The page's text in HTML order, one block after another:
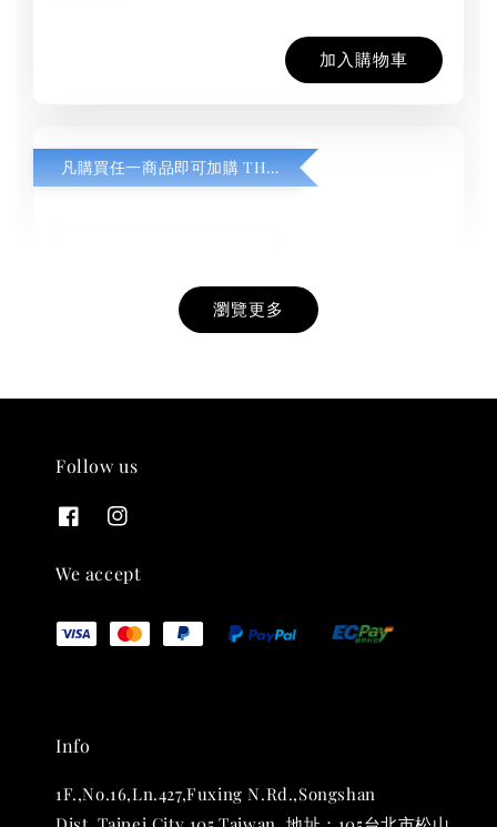
加入購物車
凡購買任一商品即可加購 THT 九週年紀念 T-shirt
THT 九週年紀念 T-shirt
NT$ 880
加入購物車
瀏覽更多
Follow us
We accept
Info
1F.,No.16,Ln.427,Fuxing N.Rd.,Songshan